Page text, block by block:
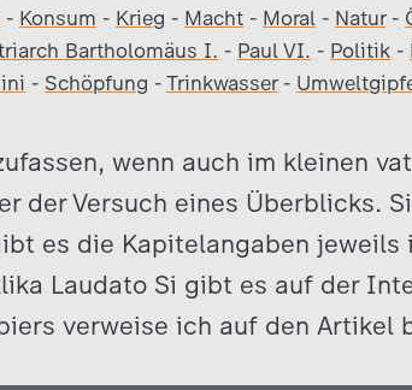
- Konsum - Krieg - Macht - Moral - Natur-
Bartholomäus I. - Paul VI. - Politik -
- Schöpfung - Trinkwasser-
wenn auch im kleinen
der Versuch eines Überblicks.
es die Kapitelangaben jeweils
Laudato Si gibt es auf der
verweise ich auf den